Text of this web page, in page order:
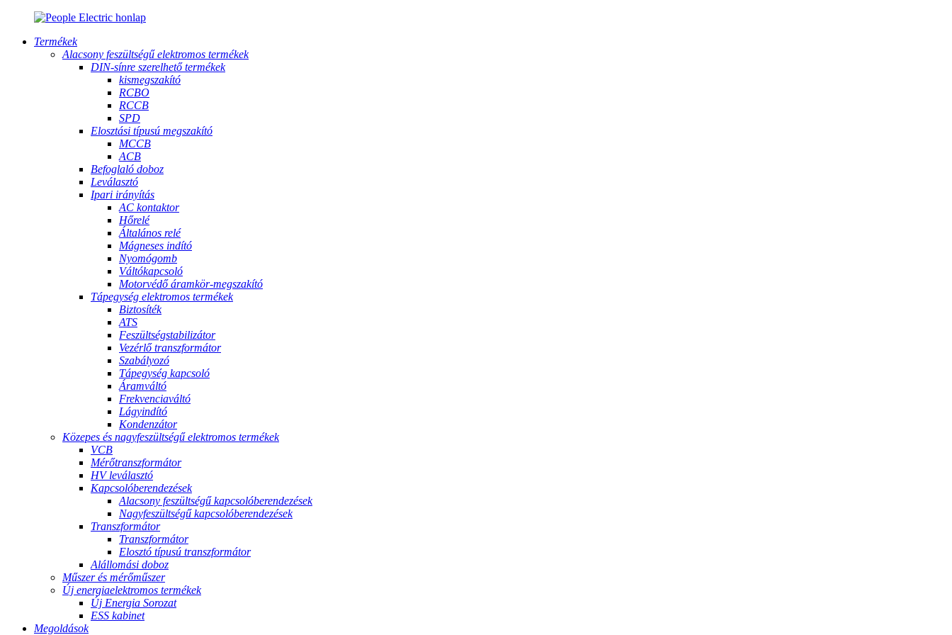
Termékek
Alacsony feszültségű elektromos termékek
DIN-sínre szerelhető termékek
kismegszakító
RCBO
RCCB
SPD
Elosztási típusú megszakító
MCCB
ACB
Befoglaló doboz
Leválasztó
Ipari irányítás
AC kontaktor
Hőrelé
Általános relé
Mágneses indító
Nyomógomb
Váltókapcsoló
Motorvédő áramkör-megszakító
Tápegység elektromos termékek
Biztosíték
ATS
Feszültségstabilizátor
Vezérlő transzformátor
Szabályozó
Tápegység kapcsoló
Áramváltó
Frekvenciaváltó
Lágyindító
Kondenzátor
Közepes és nagyfeszültségű elektromos termékek
VCB
Mérőtranszformátor
HV leválasztó
Kapcsolóberendezések
Alacsony feszültségű kapcsolóberendezések
Nagyfeszültségű kapcsolóberendezések
Transzformátor
Transzformátor
Elosztó típusú transzformátor
Alállomási doboz
Műszer és mérőműszer
Új energiaelektromos termékek
Új Energia Sorozat
ESS kabinet
Megoldások